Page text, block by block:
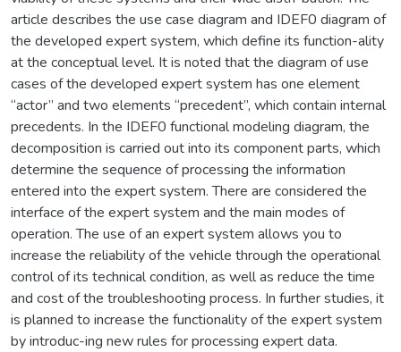
article describes the use case diagram and IDEF0 diagram of
the developed expert system, which define its function-ality
at the conceptual level. It is noted that the diagram of use
cases of the developed expert system has one element
“actor” and two elements “precedent”, which contain internal
precedents. In the IDEF0 functional modeling diagram, the
decomposition is carried out into its component parts, which
determine the sequence of processing the information
entered into the expert system. There are considered the
interface of the expert system and the main modes of
operation. The use of an expert system allows you to
increase the reliability of the vehicle through the operational
control of its technical condition, as well as reduce the time
and cost of the troubleshooting process. In further studies, it
is planned to increase the functionality of the expert system
by introduc-ing new rules for processing expert data.